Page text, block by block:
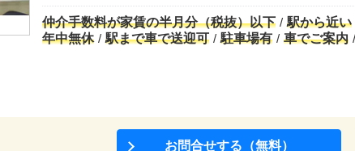
仲介手数料が家賃の半月分（税抜）以下 駅から近い
年中無休
駅まで車で送迎可 駐車場有 車でご案内
お問合せする（無料）